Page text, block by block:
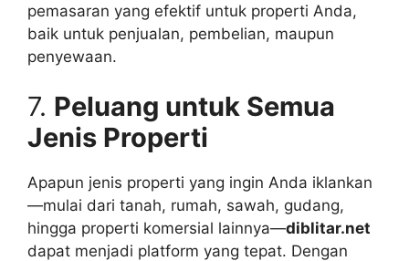
pemasaran yang efektif untuk properti Anda,
baik untuk penjualan, pembelian, maupun
penyewaan.
7. Peluang untuk Semua
Jenis Properti
Apapun jenis properti yang ingin Anda iklankan
—mulai dari tanah, rumah, sawah, gudang,
hingga properti komersial lainnya—diblitar.net
dapat menjadi platform yang tepat. Dengan